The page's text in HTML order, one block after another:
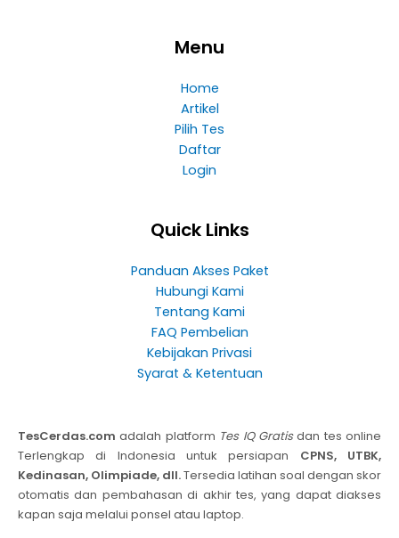
Menu
Home
Artikel
Pilih Tes
Daftar
Login
Quick Links
Panduan Akses Paket
Hubungi Kami
Tentang Kami
FAQ Pembelian
Kebijakan Privasi
Syarat & Ketentuan
TesCerdas.com adalah platform Tes IQ Gratisdan tes online
Terlengkap di Indonesia untuk persiapan CPNS, UTBK,
Kedinasan, Olimpiade, dll.Tersedia latihan soal dengan skor
otomatis dan pembahasan di akhir tes, yang dapat diakses
kapan saja melalui ponsel atau laptop.